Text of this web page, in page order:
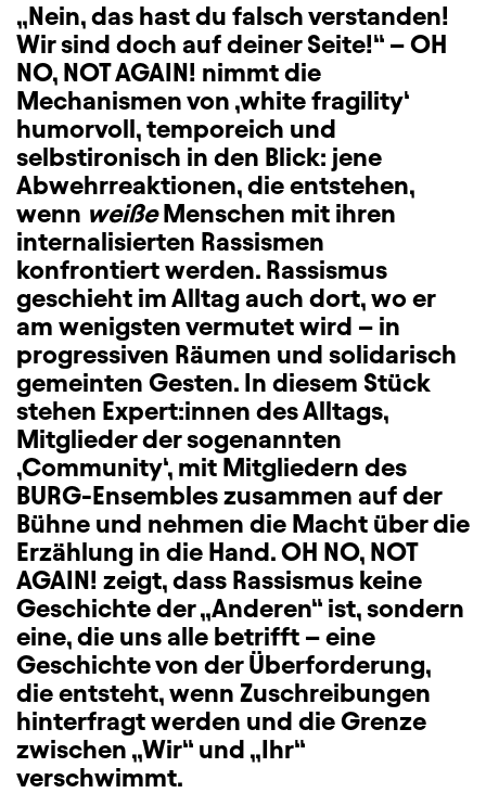
„Nein, das hast du falsch verstanden!
Wir sind doch auf deiner Seite!“ – OH
NO, NOT AGAIN! nimmt die
Mechanismen von ‚white fragility‘
humorvoll, temporeich und
selbstironisch in den Blick: jene
Abwehrreaktionen, die entstehen,
wenn weißeMenschen mit ihren
internalisierten Rassismen
konfrontiert werden. Rassismus
geschieht im Alltag auch dort, wo er
am wenigsten vermutet wird – in
progressiven Räumen und solidarisch
gemeinten Gesten. In diesem Stück
stehen Expert:innen des Alltags,
Mitglieder der sogenannten
‚Community‘, mit Mitgliedern des
BURG-Ensembles zusammen auf der
Bühne und nehmen die Macht über die
Erzählung in die Hand. OH NO, NOT
AGAIN! zeigt, dass Rassismus keine
Geschichte der „Anderen“ ist, sondern
eine, die uns alle betrifft – eine
Geschichte von der Überforderung,
die entsteht, wenn Zuschreibungen
hinterfragt werden und die Grenze
zwischen „Wir“ und „Ihr“
verschwimmt.